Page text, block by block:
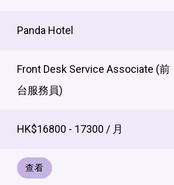
Panda Hotel
Front Desk Service Associate (前
台服務員)
HK$16800 - 17300 / 月
查看